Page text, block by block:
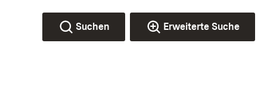
Suchen Erweiterte Suche